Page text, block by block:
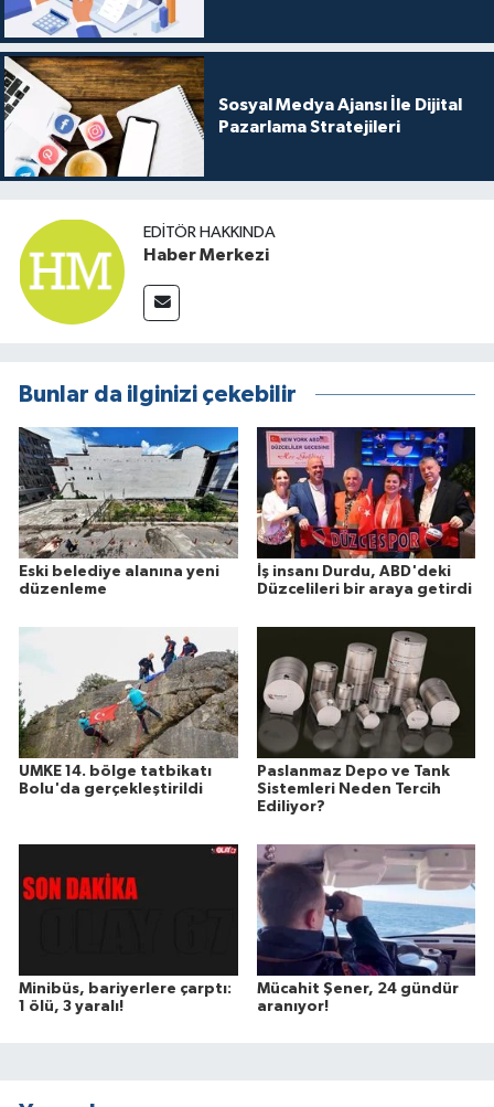
Sosyal Medya Ajansı İle Dijital
Pazarlama Stratejileri
EDITÖR HAKKINDA
Haber Merkezi
Bunlar da ilginizi çekebilir
Eski belediye alanına yeni
düzenleme
İş insanı Durdu, ABD'deki
Düzcelileri bir araya getirdi
UMKE 14. bölge tatbikatı
Bolu'da gerçekleştirildi
Paslanmaz Depo ve Tank
Sistemleri Neden Tercih
Ediliyor?
Minibüs, bariyerlere çarptı:
1 ölü, 3 yaralı!
Mücahit Şener, 24 gündür
aranıyor!